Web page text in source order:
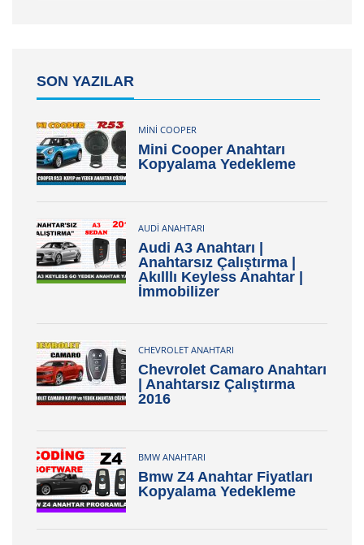
SON YAZILAR
MINI COOPER
Mini Cooper Anahtarı
Kopyalama Yedekleme
AUDI ANAHTARI
Audi A3 Anahtarı |
Anahtarsız Çalıştırma |
Akılllı Keyless Anahtar |
İmmobilizer
CHEVROLET ANAHTARI
Chevrolet Camaro Anahtarı
| Anahtarsız Çalıştırma
2016
BMW ANAHTARI
Bmw Z4 Anahtar Fiyatları
Kopyalama Yedekleme